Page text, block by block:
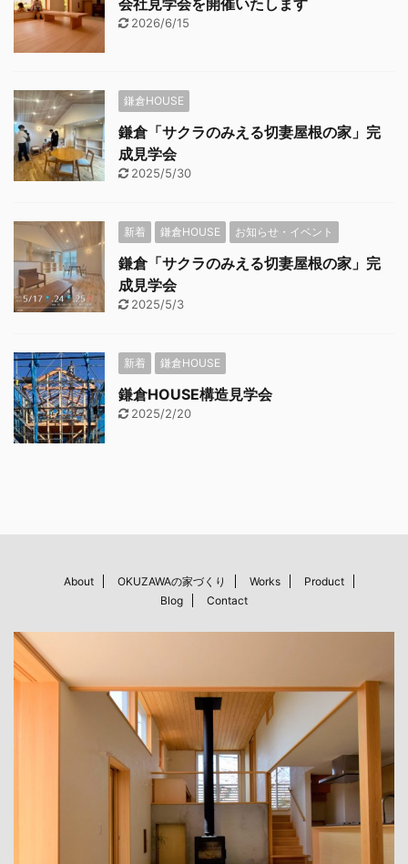
会社見学会を開催いたします
2026/6/15
鎌倉HOUSE
鎌倉「サクラのみえる切妻屋根の家」完
成見学会
2025/5/30
新着 鎌倉HOUSE お知らせ・イベント
鎌倉「サクラのみえる切妻屋根の家」完
成見学会
2025/5/3
新着 鎌倉HOUSE
鎌倉HOUSE構造見学会
2025/2/20
About OKUZAWAの家づくり Works
Product
Blog
Contact